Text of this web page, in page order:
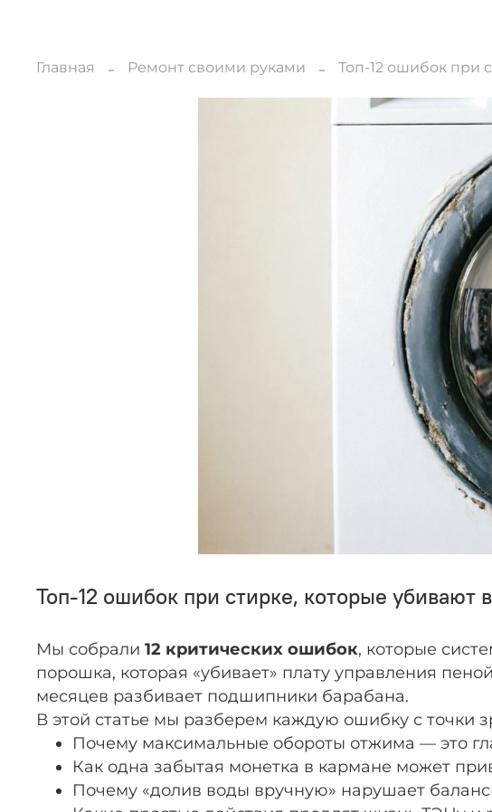
Главная Ремонт своими руками Топ-12 ошибок при
Топ-12 ошибок при стирке, которые убивают
Мы собрали 12 критических ошибок, которые
порошка, которая «убивает» плату управления
месяцев разбивает подшипники барабана.
В этой статье мы разберем каждую ошибку с точки
Почему максимальные обороты отжима — это
Как одна забытая монетка в кармане может
Почему «долив воды вручную» нарушает